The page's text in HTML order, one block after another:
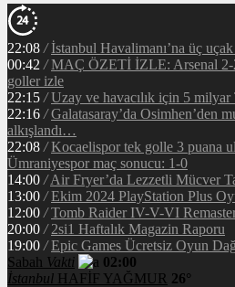
22:08 / İstanbul Havalimanı’na üç
00:42 / MAÇ ÖZETİ İZLE: Arsenal 2-
goller izle
22:15 / Uzay ve havacılık için 5
22:16 / Galatasaray’da Osimhen’den
alkışlandı…
22:08 / Kocaelispor tek golle 3 puana
Ümraniyespor maç sonucu: 1-0
14:00 / Air Fryer’da Lezzetli Mücver
13:00 / Ekim 2024 PlayStation Plus
12:00 / Tomb Raider IV-V-VI
20:00 / 2si1 Haftalık Magazin Raporu
19:00 / Epic Games Ücretsiz Oyun
Sabah Vakti
02:00
İstanbul HAFİF YAĞMUR 26°